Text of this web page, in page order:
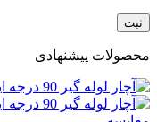
محصولات پیشنهادی